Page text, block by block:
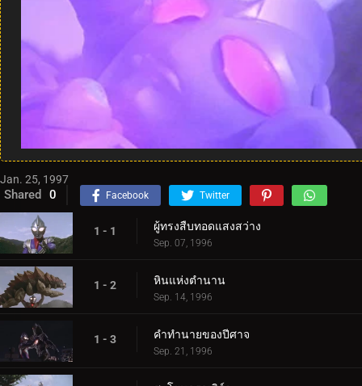
Jan. 25, 1997
Shared 0 Facebook Twitter
1 - 1 ผู้ทรงสืบทอดแสงสว่าง
Sep. 07, 1996
1 - 2 หินแห่งตำนาน
Sep. 14, 1996
1 - 3 คำทำนายของปีศาจ
Sep. 21, 1996